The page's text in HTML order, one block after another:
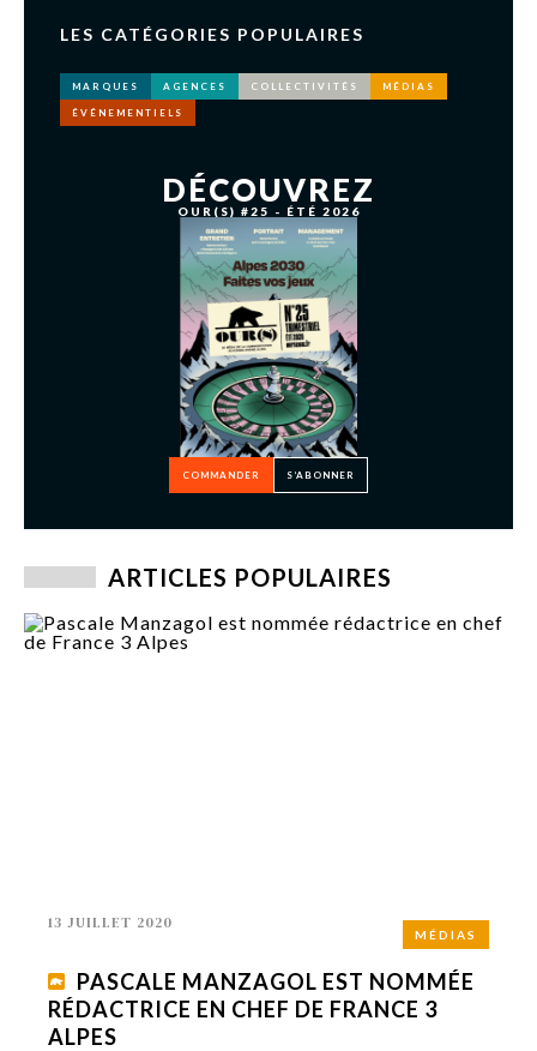
LES CATÉGORIES POPULAIRES
MARQUES AGENCES COLLECTIVITÉS MÉDIAS
ÉVÉNEMENTIELS
DÉCOUVREZ
OUR(S) #25 - ÉTÉ 2026
COMMANDER S’ABONNER
ARTICLES POPULAIRES
MÉDIAS
13 JUILLET 2020
PASCALE MANZAGOL EST NOMMÉE
RÉDACTRICE EN CHEF DE FRANCE 3
ALPES